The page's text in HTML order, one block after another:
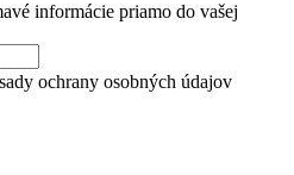
informácie priamo do vašej
ochrany osobných údajov